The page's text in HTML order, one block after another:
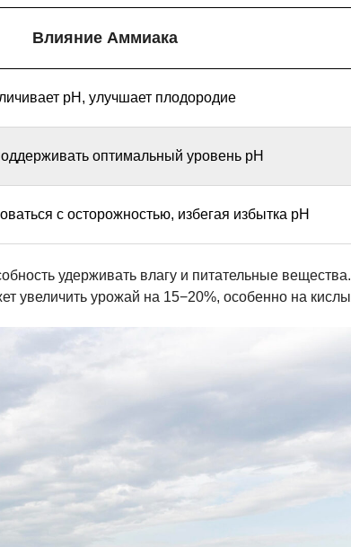
Влияние Аммиака
pH, улучшает плодородие
оптимальный уровень pH
с осторожностью, избегая избытка pH
удерживать влагу и питательные вещества.
увеличить урожай на 15−20%, особенно на